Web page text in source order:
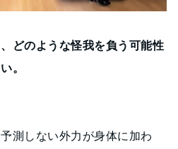
どのような怪我を負う可能性
。
測しない外力が身体に加わ